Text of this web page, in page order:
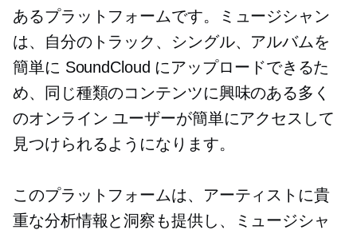
あるプラットフォームです。ミュージシャン
は、自分のトラック、シングル、アルバムを
簡単に SoundCloud にアップロードできるた
め、同じ種類のコンテンツに興味のある多く
のオンライン ユーザーが簡単にアクセスして
見つけられるようになります。
このプラットフォームは、アーティストに貴
重な分析情報と洞察も提供し、ミュージシャ